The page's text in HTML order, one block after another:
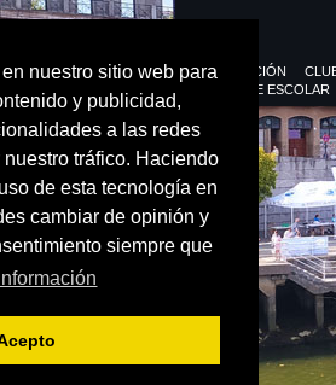
nuestro sitio web para
y publicidad,
a las redes
tráfico. Haciendo
de esta tecnología en
cambiar de opinión y
siempre que
FEDERACIÓN
DEPORTE ESCOLAR